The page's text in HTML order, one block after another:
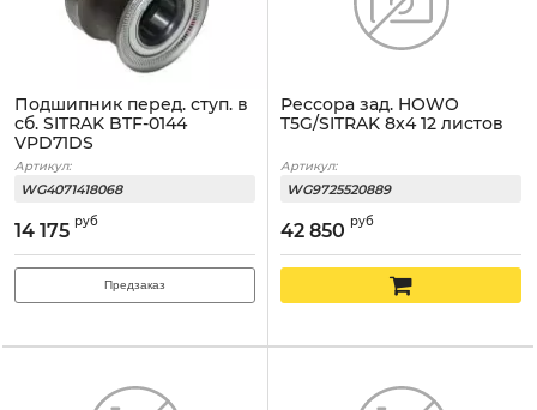
Подшипник перед. ступ. в
сб. SITRAK BTF-0144
VPD71DS
Артикул:
WG4071418068
14 175 руб
Предзаказ
Рессора зад. HOWO
T5G/SITRAK 8x4 12 листов
Артикул:
WG9725520889
42 850 руб